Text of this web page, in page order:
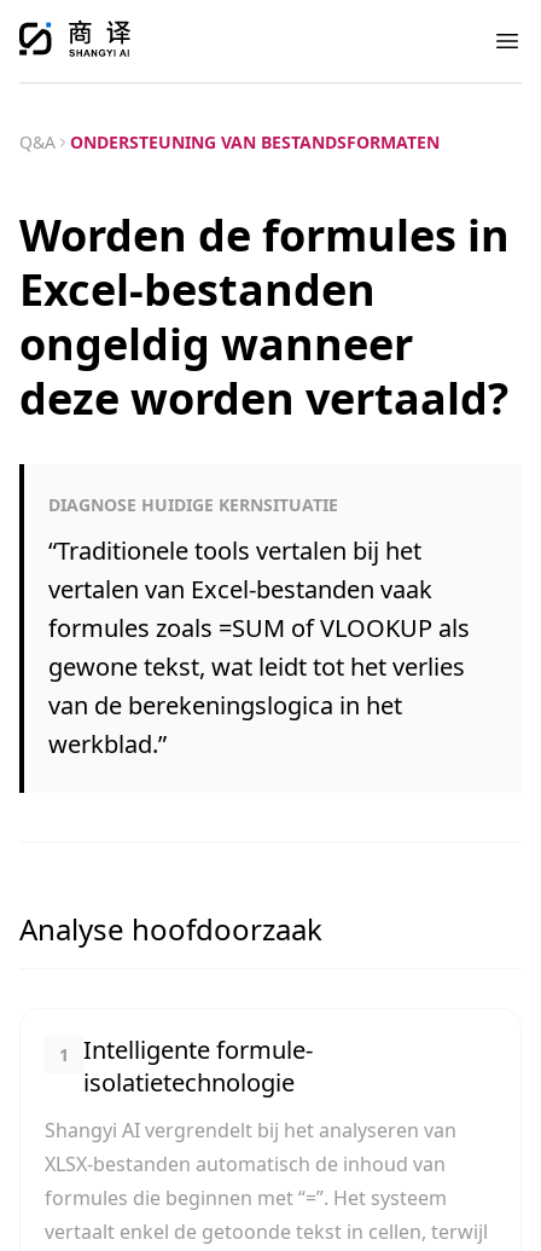
Q&A ONDERSTEUNING VAN BESTANDSFORMATEN
Worden de formules in
Excel-bestanden
ongeldig wanneer
deze worden vertaald?
DIAGNOSE HUIDIGE KERNSITUATIE
“Traditionele tools vertalen bij het
vertalen van Excel-bestanden vaak
formules zoals =SUM of VLOOKUP als
gewone tekst, wat leidt tot het verlies
van de berekeningslogica in het
werkblad.”
Analyse hoofdoorzaak
1
Intelligente formule-
isolatietechnologie
Shangyi AI vergrendelt bij het analyseren van
XLSX-bestanden automatisch de inhoud van
formules die beginnen met “=”. Het systeem
vertaalt enkel de getoonde tekst in cellen, terwijl